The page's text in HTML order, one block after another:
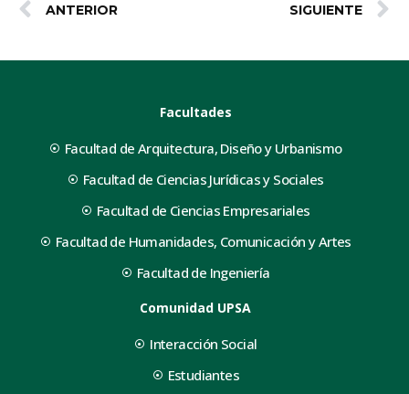
ANTERIOR SIGUIENTE
Facultades
Facultad de Arquitectura, Diseño y Urbanismo
Facultad de Ciencias Jurídicas y Sociales
Facultad de Ciencias Empresariales
Facultad de Humanidades, Comunicación y Artes
Facultad de Ingeniería
Comunidad UPSA
Interacción Social
Estudiantes